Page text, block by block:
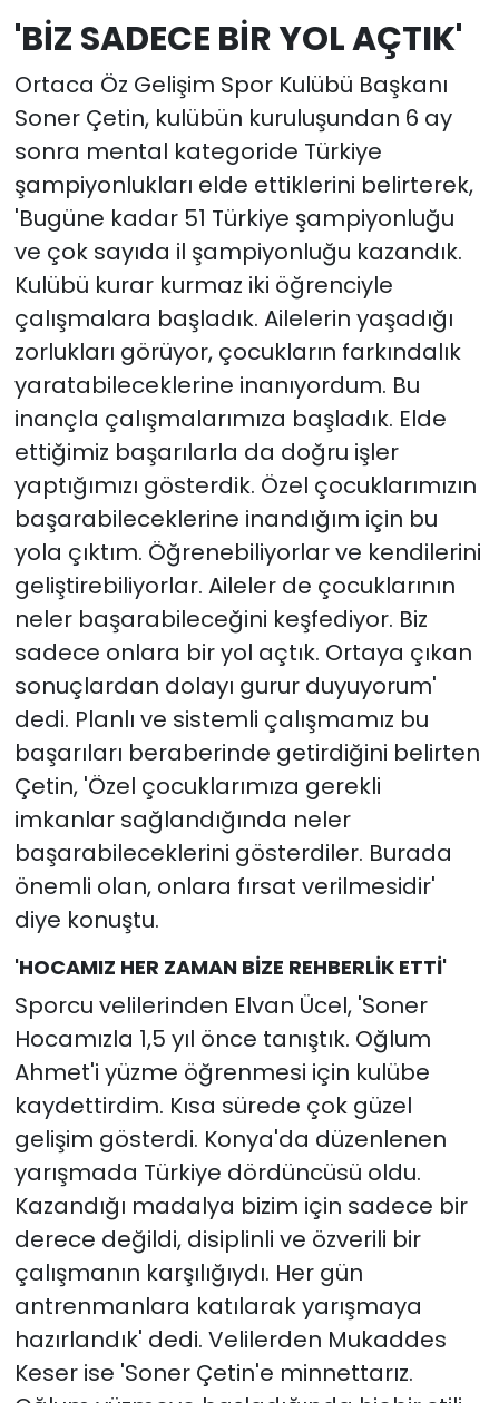
'BİZ SADECE BİR YOL AÇTIK'
Ortaca Öz Gelişim Spor Kulübü Başkanı
Soner Çetin, kulübün kuruluşundan 6 ay
sonra mental kategoride Türkiye
şampiyonlukları elde ettiklerini belirterek,
'Bugüne kadar 51 Türkiye şampiyonluğu
ve çok sayıda il şampiyonluğu kazandık.
Kulübü kurar kurmaz iki öğrenciyle
çalışmalara başladık. Ailelerin yaşadığı
zorlukları görüyor, çocukların farkındalık
yaratabileceklerine inanıyordum. Bu
inançla çalışmalarımıza başladık. Elde
ettiğimiz başarılarla da doğru işler
yaptığımızı gösterdik. Özel çocuklarımızın
başarabileceklerine inandığım için bu
yola çıktım. Öğrenebiliyorlar ve kendilerini
geliştirebiliyorlar. Aileler de çocuklarının
neler başarabileceğini keşfediyor. Biz
sadece onlara bir yol açtık. Ortaya çıkan
sonuçlardan dolayı gurur duyuyorum'
dedi. Planlı ve sistemli çalışmamız bu
başarıları beraberinde getirdiğini belirten
Çetin, 'Özel çocuklarımıza gerekli
imkanlar sağlandığında neler
başarabileceklerini gösterdiler. Burada
önemli olan, onlara fırsat verilmesidir'
diye konuştu.
'HOCAMIZ HER ZAMAN BİZE REHBERLİK ETTİ'
Sporcu velilerinden Elvan Ücel, 'Soner
Hocamızla 1,5 yıl önce tanıştık. Oğlum
Ahmet'i yüzme öğrenmesi için kulübe
kaydettirdim. Kısa sürede çok güzel
gelişim gösterdi. Konya'da düzenlenen
yarışmada Türkiye dördüncüsü oldu.
Kazandığı madalya bizim için sadece bir
derece değildi, disiplinli ve özverili bir
çalışmanın karşılığıydı. Her gün
antrenmanlara katılarak yarışmaya
hazırlandık' dedi. Velilerden Mukaddes
Keser ise 'Soner Çetin'e minnettarız.